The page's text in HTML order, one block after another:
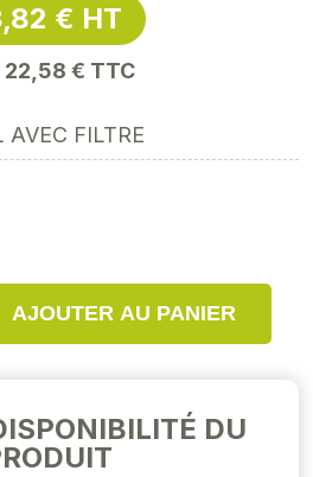
€ HT
€ TTC
AVEC FILTRE
AJOUTER AU PANIER
DU